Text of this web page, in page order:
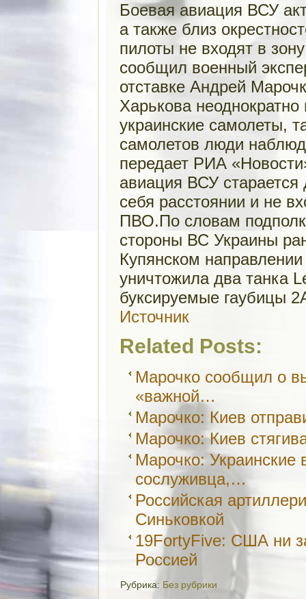
Боевая авиация ВСУ
а также близ
пилоты не входят в
сообщил военный
отставке Андрей
Харькова
украинские самолеты,
самолетов люди
передает РИА
авиация ВСУ
себя расстоянии и не
ПВО.По словам
стороны ВС Украины
Купянском
уничтожила два танка
буксируемые гаубицы
Источник
Related Posts:
Марочко сообщил о
«важной…
Марочко: Киев
Марочко: Киев
Марочко: Украинские
сослуживца,…
Российская
Синьковкой
19FortyFive: США ни
Россией
Рубрика: Без рубрики